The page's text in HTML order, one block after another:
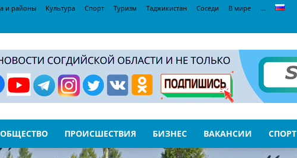
и районы Культура Спорт Туризм Таджикистан Соседи В мире …
ОБЩЕСТВО ПРОИСШЕСТВИЯ БИЗНЕС ВАКАНСИИ СПОРТ